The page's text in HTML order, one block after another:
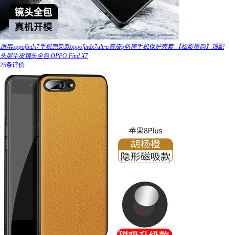
适用oppofindx7手机壳新款oppofindx7ultra真皮p防摔手机保护壳套 【松影墨韵】顶配
头层牛皮镜头全包 OPPO Find X7
25条评价